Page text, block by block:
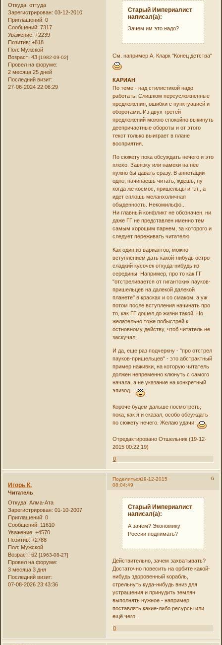
Откуда: оттуда
Зарегистрирован: 03-12-2010
Приглашений: 0
Сообщений: 7317
Уважение: +2239
Позитив: +818
Пол: Мужской
Возраст: 43[1982-09-02]
Провел на форуме:
2 месяца 25 дней
Последний визит:
27-06-2024 22:06:29
Старый Империалист
написал(а):
Зачем им это надо?
См. например А. Кларк "Конец детства"
КАРИАН
По теме - над стилистикой надо
работать. Слишком переусложненные
предложения, ошибки с пунктуацией и
оборотами. Из двух третей
предложений можно спокойно выкинуть
деепричастные обороты и от этого
текст только выиграет в плане
восприятия.
По сюжету пока обсуждать нечего и это
плохо. Завязку или намеки на нее
нужно бы давать сразу. В аннотации
одно, начинаешь читать, ждешь, ну
когда же космос, пришельцы и т.п., а
идет сплошь меланхоличная
обыденность. Некомильфо...
Ни главный конфликт не обозначен, ни
даже ГГ не представлен именно тем
самым хорошим парнем, за которого и
следует переживать читателю.
Как один из вариантов, можно
вступлением дать какой-нибудь остро-
сладкий кусочек откуда-нибудь из
середины. Например, про то как ГГ
"отстреливается от гигантских пауков-
пришельцев на далекой далекой
планете" в красках и со смаком, а уж
потом после вступления начинать про
то, как ГГ дошел до жизни такой. Но
желательно тоже побыстрей к
остновному действу, чтоб читатель не
заскучал.
И да, еще раз подчеркну - "про отстрел
пауков-пришельцев" - это абстрактный
пример наживки, на которую читатель
должен непременно клюнуть с самого
начала, а не указание на конкретный
эпизод...
Короче будем дальше посмотреть,
пока, как я и сказал, особо обсуждать
по сюжету нечего. Желаю удачи!
Отредактировано Отшельник (19-12-
2015 00:22:19)
0
Поделиться 6
19-12-2015
08:04:49
Игорь К.
Читатель
Откуда: Алма-Ата
Зарегистрирован: 01-10-2007
Приглашений: 0
Сообщений: 11610
Уважение: +4570
Позитив: +2788
Пол: Мужской
Возраст: 62[1963-08-27]
Провел на форуме:
3 месяца 3 дня
Последний визит:
07-08-2026 23:43:36
Старый Империалист
написал(а):
А зачем? Экономику
России поднимать?
Действительно, зачем захватывать?
Достаточно повесить на орбите какой-
нибудь здоровенный корабль,
стрельнуть куда-нибудь вниз для
устрашения и принудить землян
выполнять нужное - например
поставлять какие-либо ресурсы или
ещё чего.
0